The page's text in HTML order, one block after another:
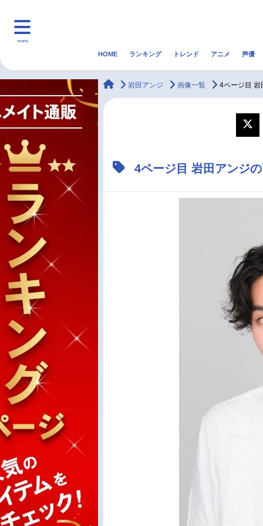
menu
マンガ・ラノベ 音楽
アニメ記事一覧
声優記事一覧
HOME ランキング トレンド アニメ 声優
animateTimes
岩田アンジ 画像一覧 4ページ目 岩
4ページ目 岩田アンジ